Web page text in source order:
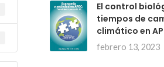
El control
tiempos de
climático en
febrero 13, 2023